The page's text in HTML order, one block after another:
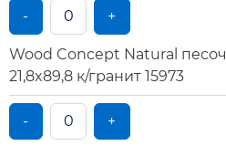
- +
Wood Concept Natural песоч
21,8x89,8 к/гранит 15973
- +